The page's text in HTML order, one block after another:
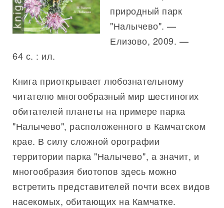
природный парк
"Налычево". —
Елизово, 2009. —
64 с. : ил.
Книга приоткрывает любознательному
читателю многообразный мир шестиногих
обитателей планеты на примере парка
"Налычево", расположенного в Камчатском
крае. В силу сложной орографии
территории парка "Налычево", а значит, и
многообразия биотопов здесь можно
встретить представителей почти всех видов
насекомых, обитающих на Камчатке.